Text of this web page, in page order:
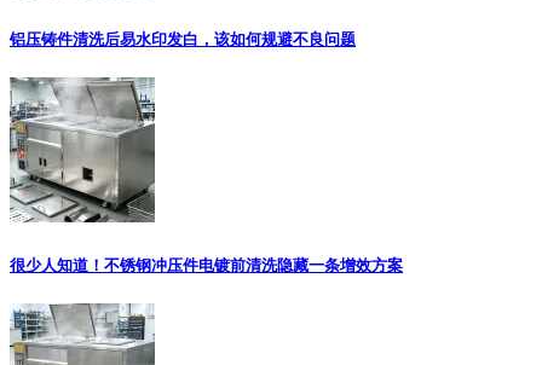
铝压铸件清洗后易水印发白，该如何规避不良问题
很少人知道！不锈钢冲压件电镀前清洗隐藏一条增效方案